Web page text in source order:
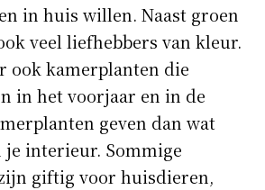
in huis willen. Naast groen
veel liefhebbers van kleur.
ook kamerplanten die
in het voorjaar en in de
geven dan wat
je interieur. Sommige
giftig voor huisdieren,